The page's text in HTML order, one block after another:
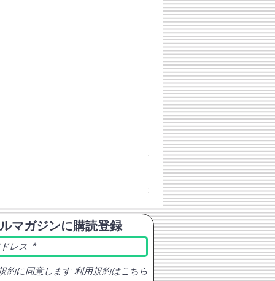
チェコスロバキア軍 連邦共
価格
￥398
消費税込み
マガジンに購読登録
約に同意します 利用規約はこちら